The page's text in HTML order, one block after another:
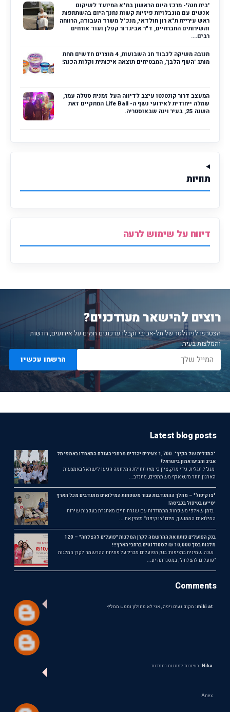
'בית חנה'- מרכז היום הראשון בת"א המיועד לשיקום
אנשים עם מוגבלויות פיזיות קשות נחנך היום בהשתתפות
ראש עיריית ת"א רון חולדאי, מנכ"ל משרד העבודה, הרווחה
והשירותים החברתיים, ד"ר אביגדור קפלן ועוד אורחים
רבים....
תנובה משיקה לכבוד חג השבועות, 4 מוצרים חדשים תחת
מותג 'השף הלבן', המבטיחים תוצאה איכותית וקלות הכנה!
המעצב דרור קונטנטו עיצב לדיווה העל זמנית סטלה עמר,
שמלה ייחודית לאירועי נשף ה- Life Ball המתקיים זאת
השנה 25, בעיר וינה שבאוסטריה.
תוויות
דיווח על שימוש לרעה
רוצים להישאר מעודכנים?
הצטרפו לניוזלטר של תל-אביבי וקבלו עדכונים חמים על אירועים, חדשות
והמלצות בעיר.
הרשמו עכשיו
Latest blog posts
"התגלית של הקיץ": 1,700 צעירים יהודים מרחבי העולם התאחדו באמפי תל
אביב והביעו אמון בישראל!
מנכ"ל תגלית, גידי מרק, ציין כי מאז תחילת המלחמה הגיעו לישראל באמצעות
הארגון יותר מ־60 אלף משתתפים, מתנדב...
"צו קיפול" – מהלך ההתנדבות עבור משפחות המילואים מתנדבים מכל הארץ
יסייעו בטיפול בכביסה!
בזמן שאלפי משפחות מתמודדות עם שגרת חיים מאתגרת בעקבות שירות
המילואים הממושך, מיזם "צו קיפול" מזמין את ...
בנק הפועלים פותח את ההרשמה לקרן המלגות "פועלים להצלחה" – 120
מלגות בסך 10,000 ₪ לסטודנטים ברחבי הארץ!!!
שנה שמינית ברציפות: בנק הפועלים מכריז על פתיחת ההרשמה לקרן המלגות
"פועלים להצלחה", במסגרתה יע...
Comments
miki at: מקום נעים ויפה , אני לא מחולון וממש ממליץ
Nika: רעיונות למתנות נחמדות
Anex